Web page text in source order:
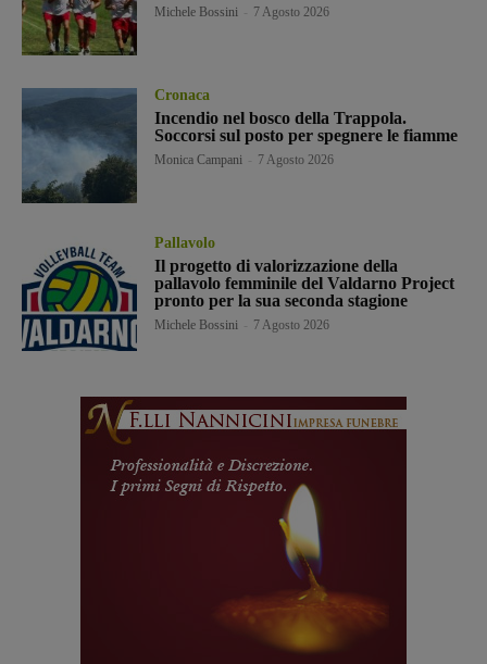
Michele Bossini 7 Agosto 2026
Cronaca
Incendio nel bosco della Trappola.
Soccorsi sul posto per spegnere le fiamme
Monica Campani 7 Agosto 2026
Pallavolo
Il progetto di valorizzazione della
pallavolo femminile del Valdarno Project
pronto per la sua seconda stagione
Michele Bossini 7 Agosto 2026